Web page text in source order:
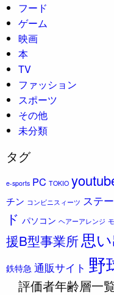
フード
ゲーム
映画
本
TV
ファッション
スポーツ
その他
未分類
タグ
e-sports PC TOKIO
チン コンビニスィーツ ステ
ド パソコン ヘアーアレンジ
援B型事業所 思
鉄特急 通販サイト 野
評価者年齢層一